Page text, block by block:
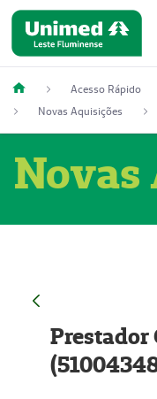
Acesso Rápido
Novas Aquisições
Novas